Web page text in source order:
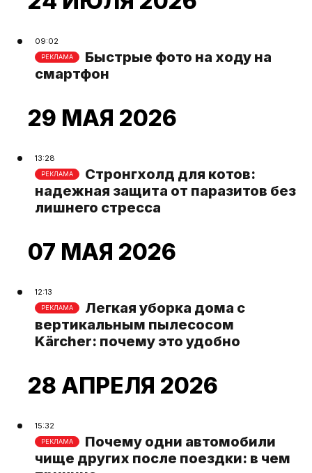
09:02
РЕКЛАМА
Быстрые фото на ходу на
смартфон
29 МАЯ 2026
13:28
РЕКЛАМА
Стронгхолд для котов:
надежная защита от паразитов без
лишнего стресса
07 МАЯ 2026
12:13
РЕКЛАМА
Легкая уборка дома с
вертикальным пылесосом
Kärcher: почему это удобно
28 АПРЕЛЯ 2026
15:32
РЕКЛАМА
Почему одни автомобили
чище других после поездки: в чем